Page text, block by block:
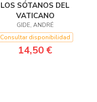
LOS SÓTANOS DEL
VATICANO
GIDE, ANDRÉ
Consultar disponibilidad
14,50 €